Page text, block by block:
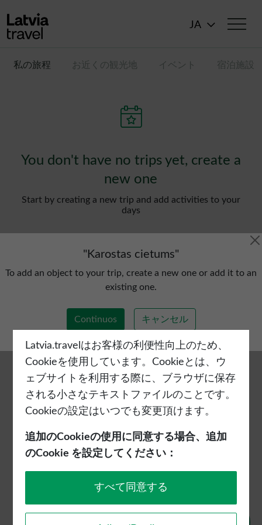
JA
私の旅程 お近くの観光地 イベント 宿泊施設
You don't have no trips yet, create a
new one
Start by creating a new trip and add activities to your
days
新しい旅程を追加する
" Karostas cietums"
To add an object to your trip, create a new one or add it to an
existing one.
Continuos キャンセル
Latvia.travelはお客様の利便性向上のため、
Cookieを使用しています。Cookieとは、ウ
ェブサイトを利用する際に、ブラウザに保存
される小さなテキストファイルのことです。
Cookieの設定はいつでも変更頂けます。
追加のCookieの使用に同意する場合、追加
のCookie を設定してください：
すべて同意する